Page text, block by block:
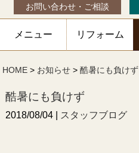
お問い合わせ・ご相談
メニュー リフォーム
HOME > お知らせ >酷暑にも負けず
酷暑にも負けず
2018/08/04 | スタッフブログ